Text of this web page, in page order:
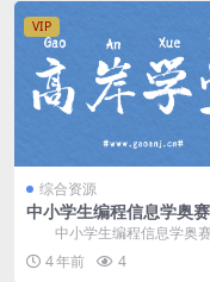
VIP
综合资源
中小学生编程信息学奥
P入门课程 网盘分享
中小学生编程信息学奥
入门课程，网盘分享编程课程
G高清视频。...
4 年前 4